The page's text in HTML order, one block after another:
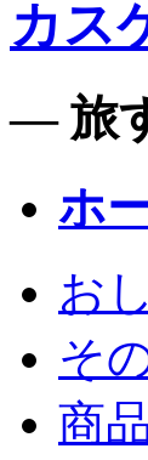
カス
— 旅
ホ
お
そ
商